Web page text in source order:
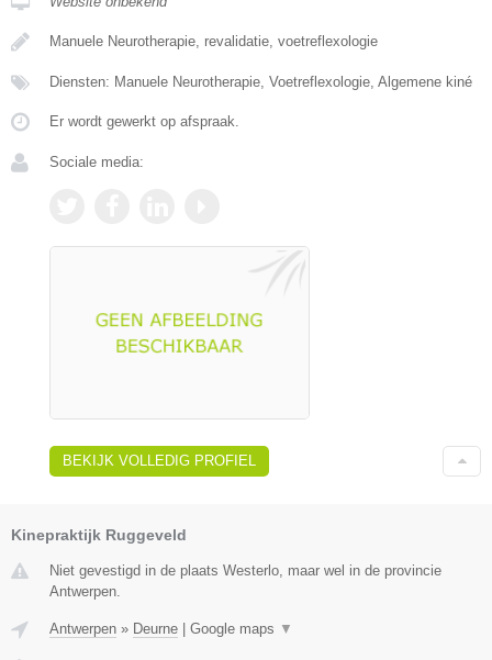
Manuele Neurotherapie, revalidatie, voetreflexologie
Diensten: Manuele Neurotherapie, Voetreflexologie, Algemene kiné
Er wordt gewerkt op afspraak.
Sociale media:
BEKIJK VOLLEDIG PROFIEL
Kinepraktijk Ruggeveld
Niet gevestigd in de plaats Westerlo, maar wel in de provincie
Antwerpen.
Antwerpen » Deurne Google maps ▼